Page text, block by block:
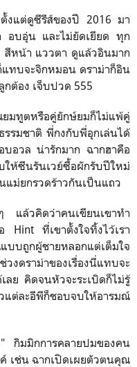
ตั้งแต่ดูซีรีส์ของปี 2016 มา
อบอุ่น และไม่ยัดเยียด ทุก
สีหน้า แววตา ดูแล้วอินมาก
ทบจะจิกหมอน ดราม่าก็อิน
ต้อง เจ็บปวด 555
ทูตหรือคู่ยักษ์ยมก็ไม่แพ้คู่
รมชาติ พี่กงกับพี่อุกเล่นได้
บอวล น่ารักมาก ฉากฮาคือ
ให้ซีนรันเวย์ซื้อผักรับปีใหม่
แม่ยกรวดร้าวกันเป็นแถว
แล้วคิดว่าคนเขียนเขาทำ
Hint ที่เขาตั้งใจทิ้งไว้เรา
บถูกผู้ชายหลอกแต่เต็มใจ
ดราม่าของเรื่องนี่แทบจะ
ลย คิดจนหัวจะระเบิดก็ไม่รู้
แต่ละอีพีก็ชอบจบให้อารมณ์
กิมมิกการคลายปมของคน
เช่น ฉากเปิดเผยตัวตนคุณ